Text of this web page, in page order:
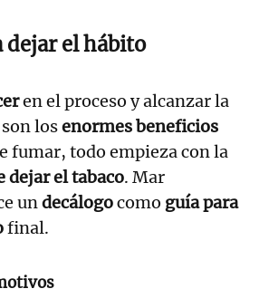
dejar el hábito
en el proceso y alcanzar la
losenormes beneficios
fumar, todo empieza con la
dejar el tabaco. Mar
undecálogocomo guía para
final.